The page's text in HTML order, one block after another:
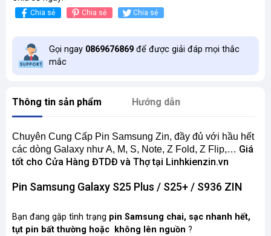
Chia sẻ Chia sẻ Chia sẻ
Gọi ngay 0869676869 để được giải đáp mọi thắc
mắc
Thông tin sản phẩm Hướng dẫn
Chuyên Cung Cấp Pin Samsung Zin, đầy đủ với hầu hết
các dòng Galaxy như A, M, S, Note, Z Fold, Z Flip,… Giá
tốt cho Cửa Hàng ĐTDĐ và Thợ tại Linhkienzin.vn
Pin Samsung Galaxy S25 Plus / S25+ / S936 ZIN
Bạn đang gặp tình trạng pin Samsung chai, sạc nhanh hết,
tụt pin bất thường hoặc không lên nguồn ?